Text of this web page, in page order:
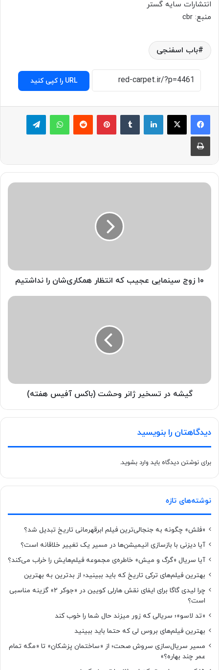
منبع: cbr
باب اسفنجی
URL را کپی کنید
لینکدین پینترست ‫رددیت واتس آپ
چاپ
۱۰ زوج سینمایی عجیب که انتظار همکاری‌شان را نداشتیم
گیشه در تسخیر ژانر وحشت (باکس آفیس هفته)
دیدگاهتان را بنویسید
برای نوشتن دیدگاه باید وارد بشوید.
نوشته‌های تازه
«فلش» چگونه به جنجالی‌ترین فیلم ابرقهرمانی تاریخ تبدیل شد؟
آیا دیزنی با بازسازی انیمیشن‌ها در مسیر یک تغییر خلاقانه است؟
آیا سریال «گرگ و میش» خاطره‌ی مجموعه‌ فیلم‌هایش را خراب می‌کند؟
بهترین فیلم‌های ترکی تاریخ که باید ببینید؛ از بدترین به بهترین
چرا لیدی گاگا برای ایفای نقش هارلی کویین در «جوکر ۲» گزینه مناسبی
است؟
«تد لاسو»؛ سریالی که زور میزند حال شما را خوب کند
بهترین فیلم‌های بروس لی که حتما باید ببینید
مسیر سریال‌سازی سروش صحت؛ از «ساختمان پزشکان» تا «مگه تمام
عمر چند بهاره؟»